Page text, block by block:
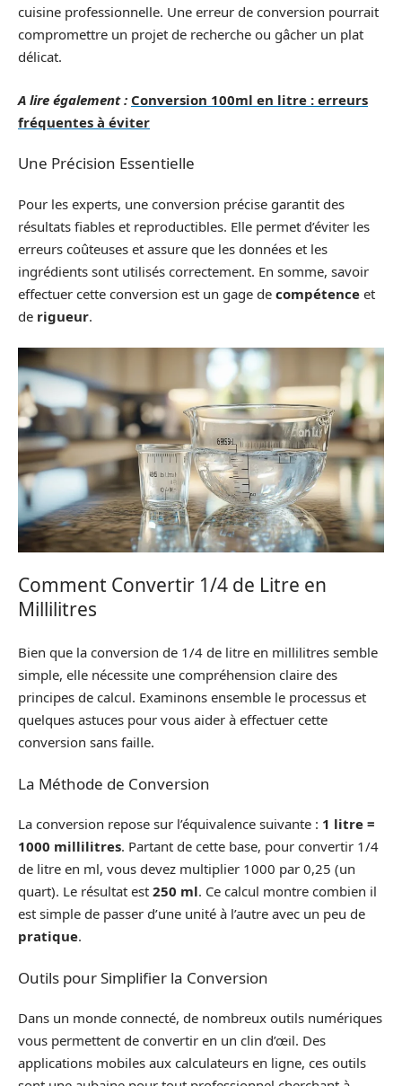
cuisine professionnelle. Une erreur de conversion pourrait
compromettre un projet de recherche ou gâcher un plat
délicat.
A lire également : Conversion 100ml en litre : erreurs
fréquentes à éviter
Une Précision Essentielle
Pour les experts, une conversion précise garantit des
résultats fiables et reproductibles. Elle permet d’éviter les
erreurs coûteuses et assure que les données et les
ingrédients sont utilisés correctement. En somme, savoir
effectuer cette conversion est un gage de compétence et
de rigueur.
Comment Convertir 1/4 de Litre en
Millilitres
Bien que la conversion de 1/4 de litre en millilitres semble
simple, elle nécessite une compréhension claire des
principes de calcul. Examinons ensemble le processus et
quelques astuces pour vous aider à effectuer cette
conversion sans faille.
La Méthode de Conversion
La conversion repose sur l’équivalence suivante : 1 litre =
1000 millilitres. Partant de cette base, pour convertir 1/4
de litre en ml, vous devez multiplier 1000 par 0,25 (un
quart). Le résultat est 250 ml. Ce calcul montre combien il
est simple de passer d’une unité à l’autre avec un peu de
pratique.
Outils pour Simplifier la Conversion
Dans un monde connecté, de nombreux outils numériques
vous permettent de convertir en un clin d’œil. Des
applications mobiles aux calculateurs en ligne, ces outils